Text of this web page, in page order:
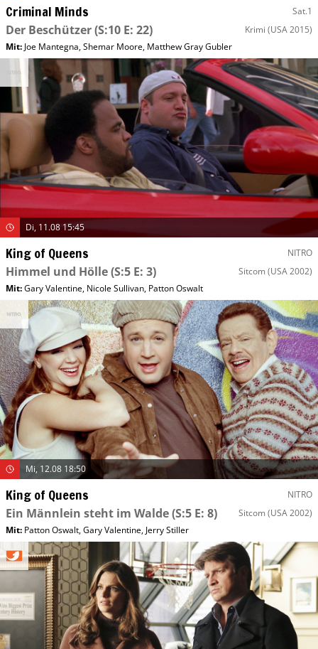
Criminal Minds Sat.1
Der Beschützer(S:10 E: 22) Krimi (USA 2015)
Mit: Joe Mantegna,Shemar Moore, Matthew Gray Gubler
Di, 11.08 15:45
King of Queens NITRO
Himmel und Hölle(S:5 E: 3) Sitcom (USA 2002)
Mit:Gary Valentine, Nicole Sullivan, Patton Oswalt
Mi, 12.08 18:50
King of Queens NITRO
Ein Männlein steht im Walde(S:5 E: 8) Sitcom (USA 2002)
Mit: Patton Oswalt,Gary Valentine, Jerry Stiller